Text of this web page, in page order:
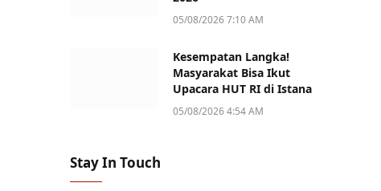
05/08/2026 7:10 AM
Kesempatan Langka!
Masyarakat Bisa Ikut
Upacara HUT RI di Istana
05/08/2026 4:54 AM
Stay In Touch